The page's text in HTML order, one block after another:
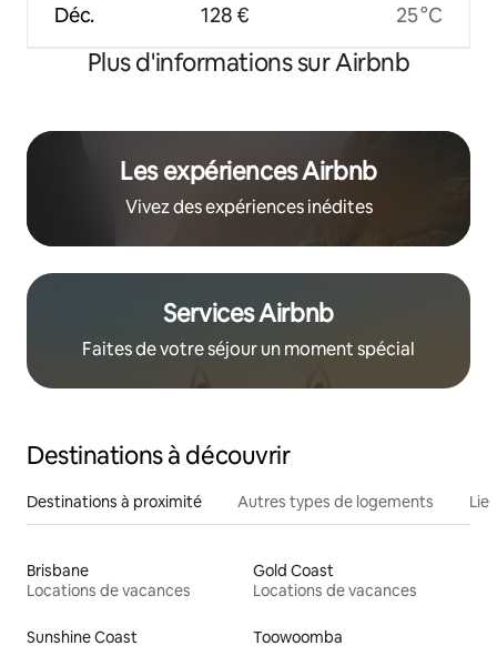
Déc. 128 € 25 °C
Plus d'informations sur Airbnb
Les expériences Airbnb
Vivez des expériences inédites
Services Airbnb
Faites de votre séjour un moment spécial
Destinations à découvrir
Destinations à proximité Autres types de logements
Brisbane
Locations de vacances
Gold Coast
Locations de vacances
Sunshine Coast Toowoomba